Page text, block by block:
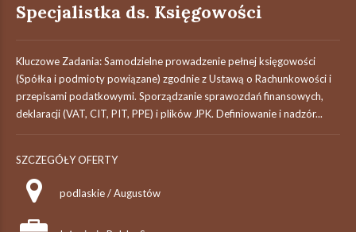
Specjalistka ds. Księgowości
Kluczowe Zadania: Samodzielne prowadzenie pełnej księgowości
(Spółka i podmioty powiązane) zgodnie z Ustawą o Rachunkowości i
przepisami podatkowymi. Sporządzanie sprawozdań finansowych,
deklaracji (VAT, CIT, PIT, PPE) i plików JPK. Definiowanie i nadzór...
SZCZEGÓŁY OFERTY
podlaskie / Augustów